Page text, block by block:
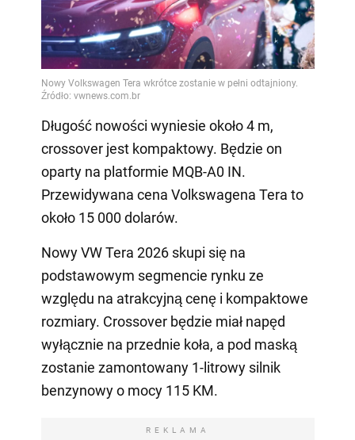
Długość nowości wyniesie około 4 m,
crossover jest kompaktowy. Będzie on
oparty na platformie MQB-A0 IN.
Przewidywana cena Volkswagena Tera to
około 15 000 dolarów.
Nowy VW Tera 2026 skupi się na
podstawowym segmencie rynku ze
względu na atrakcyjną cenę i kompaktowe
rozmiary. Crossover będzie miał napęd
wyłącznie na przednie koła, a pod maską
zostanie zamontowany 1-litrowy silnik
benzynowy o mocy 115 KM.
REKLAMA